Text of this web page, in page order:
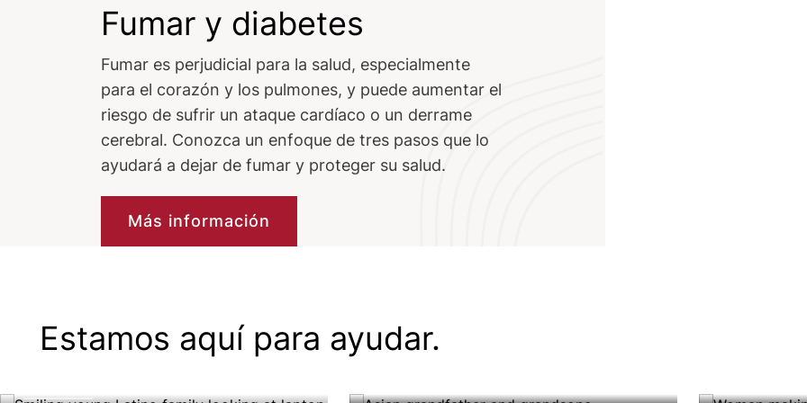
Fumar y diabetes
Fumar es perjudicial para la salud, especialmente
para el corazón y los pulmones, y puede aumentar el
riesgo de sufrir un ataque cardíaco o un derrame
cerebral. Conozca un enfoque de tres pasos que lo
ayudará a dejar de fumar y proteger su salud.
Más información
Estamos aquí para ayudar.
Proyecto Poder
objetivo.
Tipo 1
Luchemos juntos contra la diabetes